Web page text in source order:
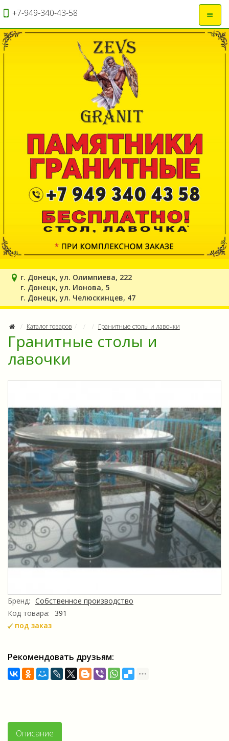
+7-949-340-43-58
г. Донецк, ул. Олимпиева, 222
г. Донецк, ул. Ионова, 5
г. Донецк, ул. Челюскинцев, 47
Каталог товаров Гранитные столы и лавочки
Гранитные столы и
лавочки
Бренд: Собственное производство
Код товара:
391
под заказ
Рекомендовать друзьям:
Описание